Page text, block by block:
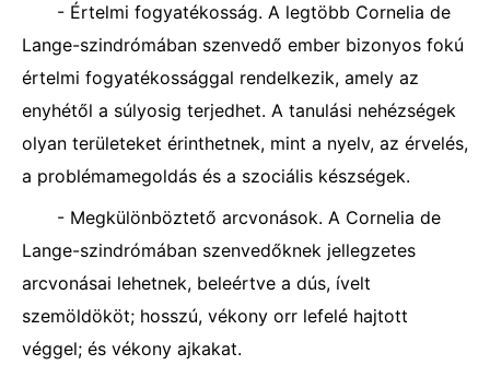
- Értelmi fogyatékosság. A legtöbb Cornelia de
Lange-szindrómában szenvedő ember bizonyos fokú
értelmi fogyatékossággal rendelkezik, amely az
enyhétől a súlyosig terjedhet. A tanulási nehézségek
olyan területeket érinthetnek, mint a nyelv, az érvelés,
a problémamegoldás és a szociális készségek.
- Megkülönböztető arcvonások. A Cornelia de
Lange-szindrómában szenvedőknek jellegzetes
arcvonásai lehetnek, beleértve a dús, ívelt
szemöldököt; hosszú, vékony orr lefelé hajtott
véggel; és vékony ajkakat.